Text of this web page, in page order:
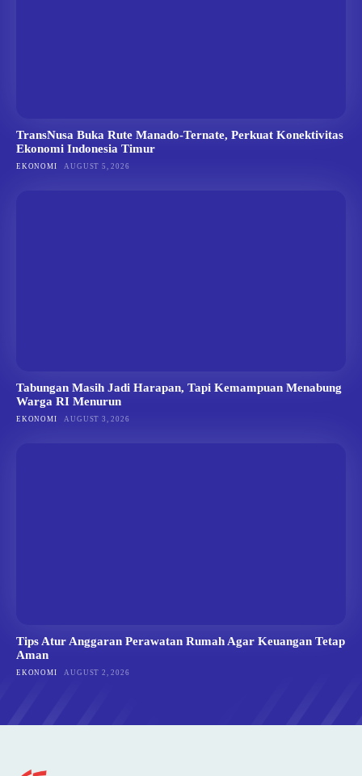
TransNusa Buka Rute Manado-Ternate, Perkuat Konektivitas
Ekonomi Indonesia Timur
EKONOMI AUGUST 5, 2026
Tabungan Masih Jadi Harapan, Tapi Kemampuan Menabung
Warga RI Menurun
EKONOMI AUGUST 3, 2026
Tips Atur Anggaran Perawatan Rumah Agar Keuangan Tetap
Aman
EKONOMI AUGUST 2, 2026